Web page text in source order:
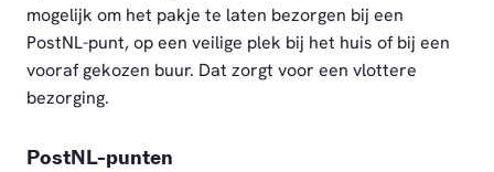
mogelijk om het pakje te laten bezorgen bij een
PostNL-punt, op een veilige plek bij het huis of bij een
vooraf gekozen buur. Dat zorgt voor een vlottere
bezorging.
PostNL-punten